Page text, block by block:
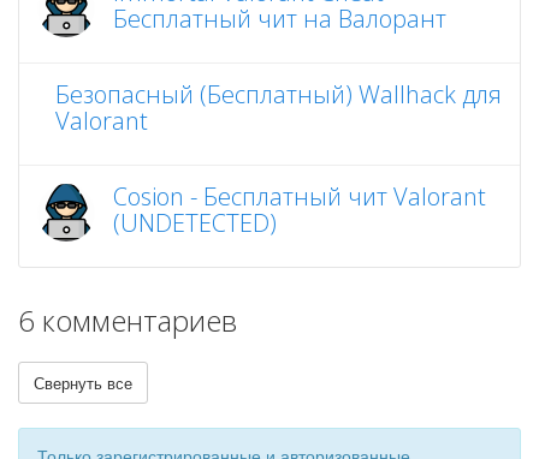
Бесплатный чит на Валорант
Безопасный (Бесплатный) Wallhack для
Valorant
Cosion - Бесплатный чит Valorant
(UNDETECTED)
6 комментариев
Свернуть все